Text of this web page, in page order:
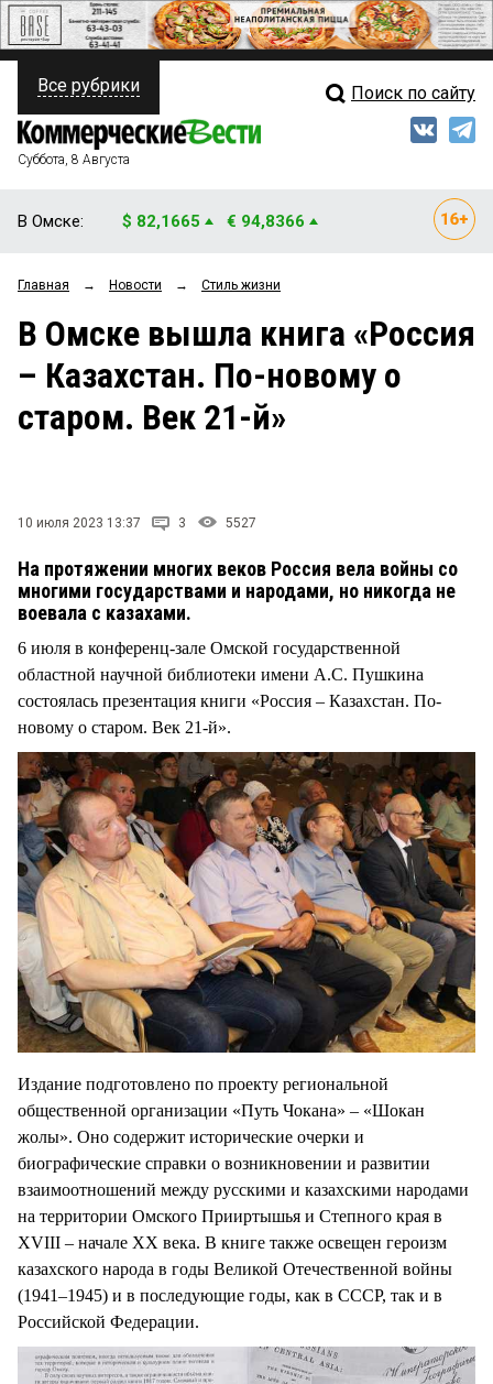
ПОЛИТИКА
ФИНАНСЫ
ОБЩЕСТВО
ЗАКОН
НОВОСТИ КОМПАНИЙ
Свежий выпуск
Рейтинги
Блоги
Все рубрики Поиск по сайту
Суббота, 8 Августа
В Омске: $ 82,1665 € 94,8366
Главная → Новости → Стиль жизни
В Омске вышла книга «Россия
– Казахстан. По-новому о
старом. Век 21-й»
10 июля 2023 13:37 3 5527
На протяжении многих веков Россия вела войны со
многими государствами и народами, но никогда не
воевала с казахами.
6 июля в конференц-зале Омской государственной
областной научной библиотеки имени А.С. Пушкина
состоялась презентация книги «Россия – Казахстан. По-
новому о старом. Век 21-й».
Издание подготовлено по проекту региональной
общественной организации «Путь Чокана» – «Шокан
жолы». Оно содержит исторические очерки и
биографические справки о возникновении и развитии
взаимоотношений между русскими и казахскими народами
на территории Омского Прииртышья и Степного края в
XVIII – начале XX века. В книге также освещен героизм
казахского народа в годы Великой Отечественной войны
(1941–1945) и в последующие годы, как в СССР, так и в
Российской Федерации.